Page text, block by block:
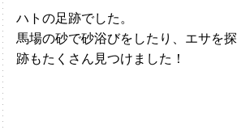
ハトの足跡でした。
馬場の砂で砂浴びをしたり、エサを
跡もたくさん見つけました！